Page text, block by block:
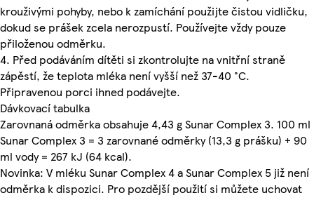
krouživými pohyby, nebo k zamíchání použijte čistou vidličku,
dokud se prášek zcela nerozpustí. Používejte vždy pouze
přiloženou odměrku.
4. Před podáváním dítěti si zkontrolujte na vnitřní straně
zápěstí, že teplota mléka není vyšší než 37-40 °C.
Připravenou porci ihned podávejte.
Dávkovací tabulka
Zarovnaná odměrka obsahuje 4,43 g Sunar Complex 3. 100 ml
Sunar Complex 3 = 3 zarovnané odměrky (13,3 g prášku) + 90
ml vody = 267 kJ (64 kcal).
Novinka: V mléku Sunar Complex 4 a Sunar Complex 5 již není
odměrka k dispozici. Pro pozdější použití si můžete uchovat